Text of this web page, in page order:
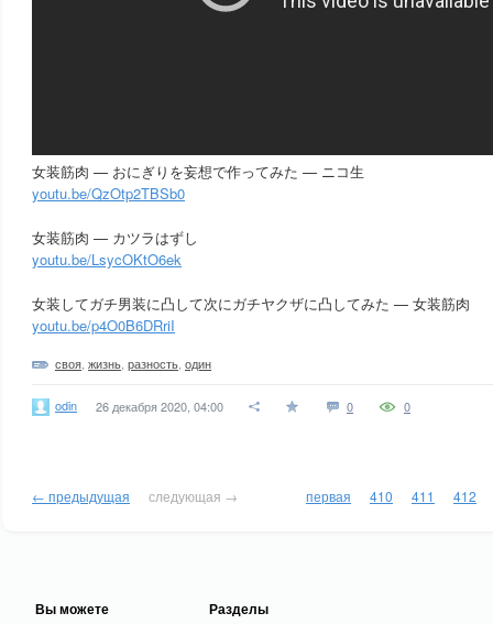
女装筋肉 — おにぎりを妄想で作ってみた — ニコ生
youtu.be/QzOtp2TBSb0
女装筋肉 — カツラはずし
youtu.be/LsycOKtO6ek
女装してガチ男装に凸して次にガチヤクザに凸してみた — 女装筋肉
youtu.be/p4O0B6DRriI
своя жизнь разность один
odin 26 декабря 2020, 04:00 0 0
← предыдущая следующая → первая 410 411 412
Вы можете Разделы